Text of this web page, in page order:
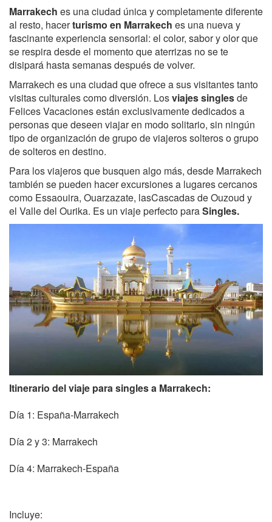
Marrakech es una ciudad única y completamente diferente
al resto, hacerturismo en Marrakech es una nueva y
fascinante experiencia sensorial: el color, sabor y olor que
se respira desde el momento que aterrizas no se te
disipará hasta semanas después de volver.
Marrakech es una ciudad que ofrece a sus visitantes tanto
visitas culturales como diversión. Losviajes singlesde
Felices Vacaciones están exclusivamente dedicados a
personas que deseen viajar en modo solitario, sin ningún
tipo de organización de grupo de viajeros solteros o grupo
de solteros en destino.
Para los viajeros que busquen algo más, desde Marrakech
también se pueden hacer excursiones a lugares cercanos
como Essaouira, Ouarzazate, lasCascadas de Ouzoud y
el Valle del Ourika. Es un viaje perfecto paraSingles.
Itinerario del viaje para singles a Marrakech:
Día 1: España-Marrakech
Día 2 y 3: Marrakech
Día 4: Marrakech-España
Incluye: